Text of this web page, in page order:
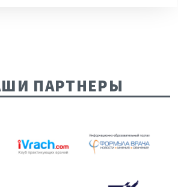
ПАРТНЕРЫ